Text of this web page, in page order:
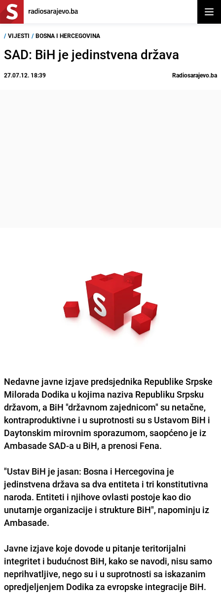
/ VIJESTI / BOSNA I HERCEGOVINA
SAD: BiH je jedinstvena država
27.07.12. 18:39 Radiosarajevo.ba
Nedavne javne izjave predsjednika Republike Srpske
Milorada Dodika u kojima naziva Republiku Srpsku
državom, a BiH "državnom zajednicom" su netačne,
kontraproduktivne i u suprotnosti su s Ustavom BiH i
Daytonskim mirovnim sporazumom, saopćeno je iz
Ambasade SAD-a u BiH, a prenosi Fena.
"Ustav BiH je jasan: Bosna i Hercegovina je
jedinstvena država sa dva entiteta i tri konstitutivna
naroda. Entiteti i njihove ovlasti postoje kao dio
unutarnje organizacije i strukture BiH", napominju iz
Ambasade.
Javne izjave koje dovode u pitanje teritorijalni
integritet i budućnost BiH, kako se navodi, nisu samo
neprihvatljive, nego su i u suprotnosti sa iskazanim
opredjeljenjem Dodika za evropske integracije BiH.